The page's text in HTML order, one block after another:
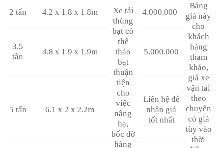
2 tấn 4.2 x 1.8 x 1.8m
Xe tải
thùng
bạt có
thể
tháo
bạt
thuận
tiện
cho
việc
nâng
hạ,
bốc dỡ
hàng
4.000.000
Bảng
giá này
cho
khách
hàng
tham
khảo,
giá xe
vận tải
theo
chuyến
có giá
tùy vào
thời
3.5
tấn
4.8 x 1.9 x 1.9m 5.000.000
5 tấn 6.1 x 2 x 2.2m
Liên hệ để
nhận giá
tốt nhất